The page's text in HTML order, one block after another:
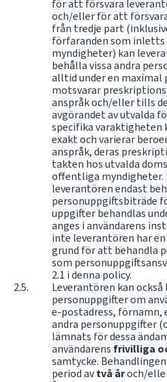
för att försvara
och/eller för att
från tredje part
förfaranden som
myndigheter) kan
behålla vissa andra
alltid under en maximal
motsvarar
anspråk och/eller tills
avgörandet av utvalda
specifika varaktigheten
exakt och varierar
anspråk, deras
takten hos utvalda
offentliga myndigheter.
leverantören endast
personuppgiftsbiträde
uppgifter behandlas
anges i användarens
inte leverantören har
grund för att behandla
som
2.1 i denna policy.
Leverantören kan
personuppgifter om
e-postadress, förnamn,
andra personuppgifter
lämnats för dessa
användarens frivilliga
samtycke.
period avtvå åroch/